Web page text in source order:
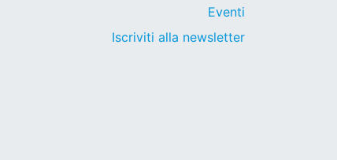
Eventi
Iscriviti alla newsletter